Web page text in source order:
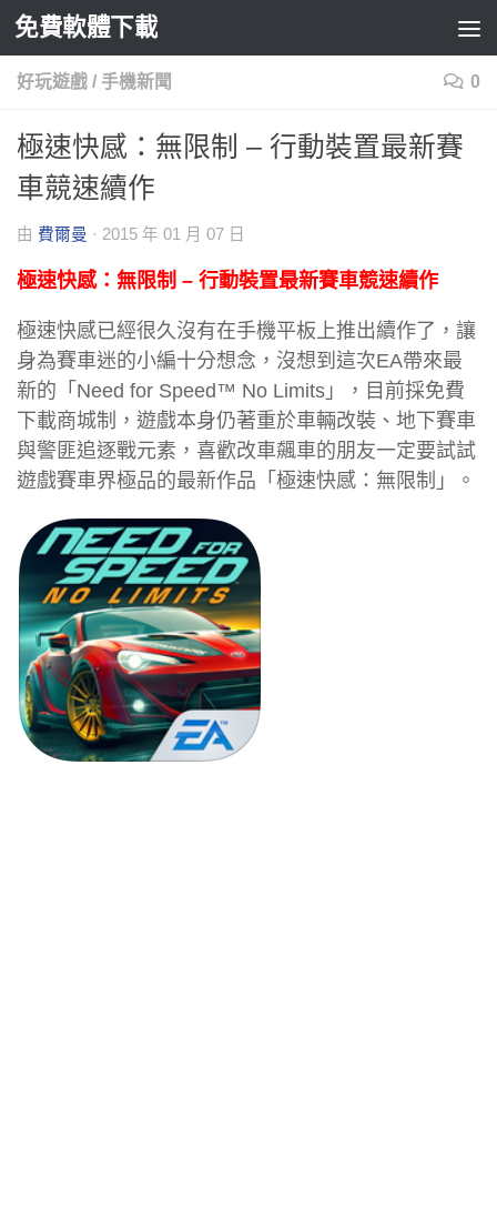
Skip to content
免費軟體下載
好玩遊戲 / 手機新聞 0
極速快感：無限制 – 行動裝置最新賽
車競速續作
由 費爾曼 · 2015 年 01 月 07 日
極速快感：無限制 – 行動裝置最新賽車競速續作
極速快感已經很久沒有在手機平板上推出續作了，讓
身為賽車迷的小編十分想念，沒想到這次EA帶來最
新的「Need for Speed™ No Limits」，目前採免費
下載商城制，遊戲本身仍著重於車輛改裝、地下賽車
與警匪追逐戰元素，喜歡改車飆車的朋友一定要試試
遊戲賽車界極品的最新作品「極速快感：無限制」。